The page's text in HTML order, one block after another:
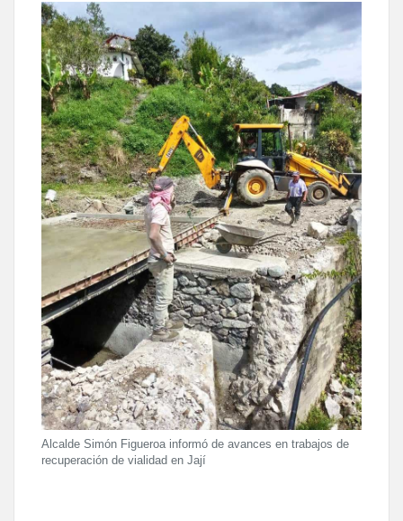
Alcalde Simón Figueroa informó de avances en trabajos de
recuperación de vialidad en Jají